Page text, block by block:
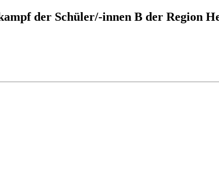
der Schüler/-innen B der Region